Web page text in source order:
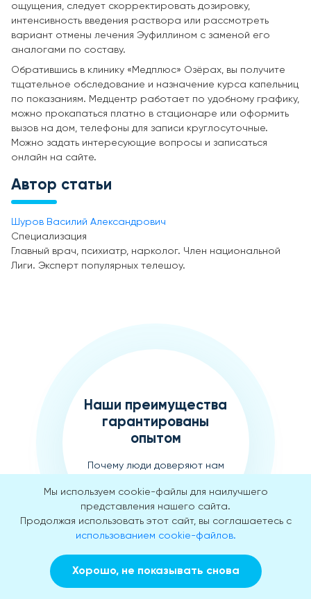
ощущения, следует скорректировать дозировку,
интенсивность введения раствора или рассмотреть
вариант отмены лечения Эуфиллином с заменой его
аналогами по составу.
Обратившись в клинику «Медплюс» Озёрах, вы получите
тщательное обследование и назначение курса капельниц
по показаниям. Медцентр работает по удобному графику,
можно прокапаться платно в стационаре или оформить
вызов на дом, телефоны для записи круглосуточные.
Можно задать интересующие вопросы и записаться
онлайн на сайте.
Автор статьи
Шуров Василий Александрович
Специализация
Главный врач, психиатр, нарколог. Член национальной
Лиги. Эксперт популярных телешоу.
Наши преимущества
гарантированы
опытом
Почему люди доверяют нам
Мы используем cookie-файлы для наилучшего
представления нашего сайта.
Продолжая использовать этот сайт, вы соглашаетесь с
использованием cookie-файлов.
Хорошо, не показывать снова
Заказать звонок Вызвать врача на дом